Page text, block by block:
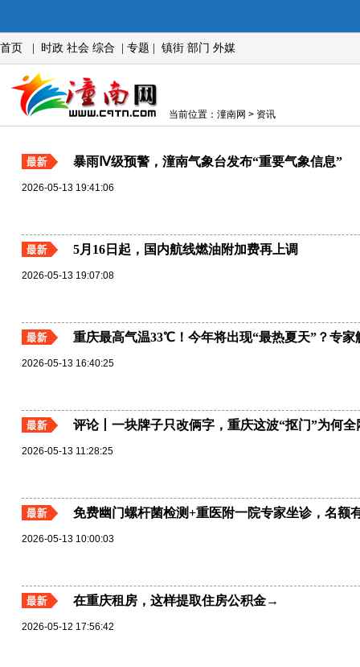
首页 时政 社会 综合 专题 镇街 部门 外媒
当前位置：潼南网 > 资讯
暴雨Ⅳ级预警，潼南气象台发布“重要气象信息”
2026-05-13 19:41:06
5月16日起，国内航线燃油附加费再上调
2026-05-13 19:07:08
重庆最高气温33℃！今年将出现“最热夏天”？专
2026-05-13 16:40:25
评论丨一块牌子只改俩字，重庆这波“抠门”为何全
2026-05-13 11:28:25
免费幽门螺杆菌检测+重医附一院专家坐诊，名额
2026-05-13 10:00:03
在重庆租房，这样提取住房公积金→
2026-05-12 17:56:42